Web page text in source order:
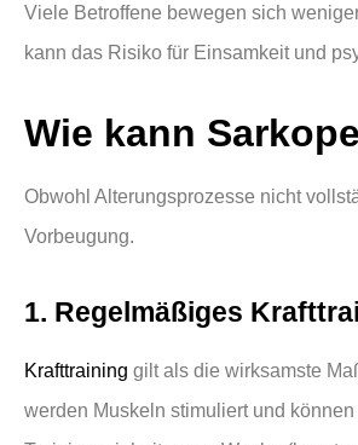
Viele Betroffene bewegen sich
kann das Risiko für Einsamkeit und
Wie kann
Obwohl Alterungsprozesse nicht
Vorbeugung.
1. Regelmäßiges
Krafttraining gilt als die wirksamste
werden Muskeln stimuliert und